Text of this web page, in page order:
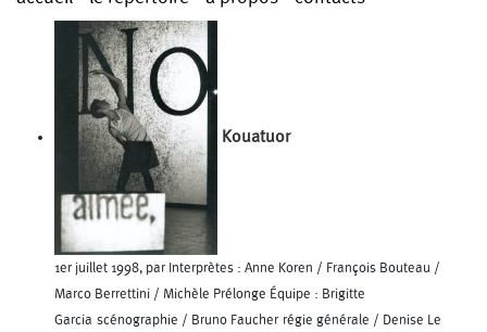
Kouatuor
1er juillet 1998, par Interprètes : Anne Koren / François Bouteau /
Marco Berrettini / Michèle Prélonge Équipe : Brigitte
Garcia scénographie / Bruno Faucher régie générale / Denise Le